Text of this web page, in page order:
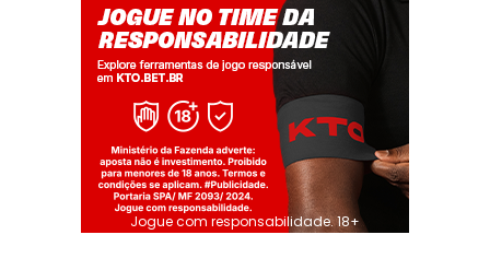
Jogue com responsabilidade. 18+